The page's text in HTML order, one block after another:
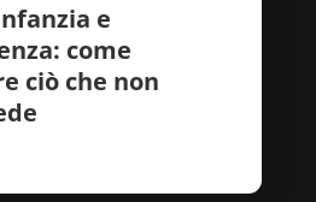
e
come
ciò che non